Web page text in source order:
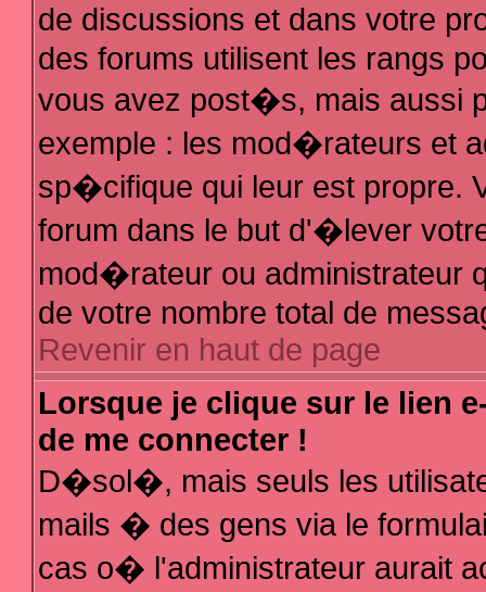
de discussions et dans votre
des forums utilisent les rangs
vous avez post�s, mais aussi
exemple : les mod�rateurs et
sp�cifique qui leur est propre.
forum dans le but d'�lever
mod�rateur ou administrateur
de votre nombre total de
Revenir en haut de page
Lorsque je clique sur le lien
de me connecter !
D�sol�, mais seuls les
mails � des gens via le
cas o� l'administrateur aurait